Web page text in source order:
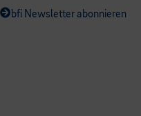
bfi Newsletter abonnieren